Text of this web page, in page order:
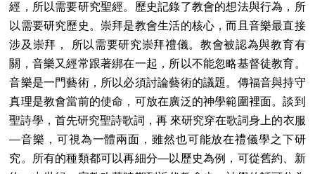
經，所以需要研究聖經。歷史記錄了教會的想法與行為，所
以需要研究歷史。崇拜是教會生活的核心，而且音樂最直接
涉及崇拜， 所以需要研究崇拜禮儀。教會被認為與教育有
關，音樂又經常跟著綁在一起，所以不能忽略基督徒教育。
音樂是一門藝術，所以必須討論藝術的議題。傳福音與持守
真理是教會當前的使命，可放在廣泛的神學範圍裡面。談到
聖詩學，首先研究聖詩歌詞，再 來研究穿在歌詞身上的衣服
―音樂，可視為一體兩面，雖然也可能放在禮儀學之下研
究。所有的種類都可以再細分―以歷史為例，可從舊約、新